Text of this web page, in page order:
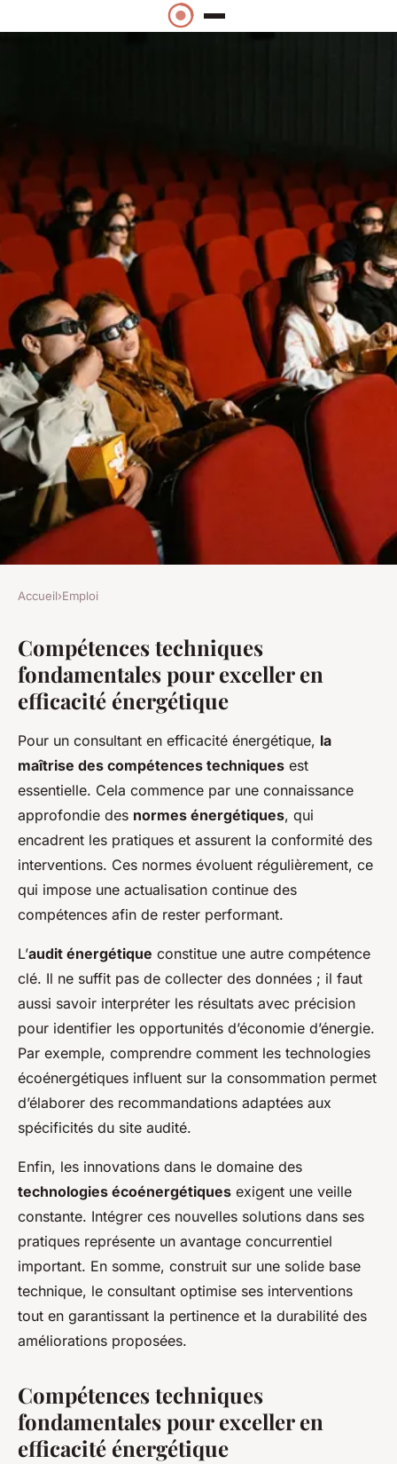
Les Secrets du Triomphe :
Maîtriser les Compétences
Clés pour Exceller comme
Consultant en Efficacité
Énergétique
Noham•10 mai 2025•10 min de lecture
Accueil›Emploi
Compétences techniques
fondamentales pour exceller en
efficacité énergétique
Pour un consultant en efficacité énergétique, la
maîtrise des compétences techniques est
essentielle. Cela commence par une connaissance
approfondie des normes énergétiques, qui
encadrent les pratiques et assurent la conformité des
interventions. Ces normes évoluent régulièrement, ce
qui impose une actualisation continue des
compétences afin de rester performant.
L’audit énergétique constitue une autre compétence
clé. Il ne suffit pas de collecter des données ; il faut
aussi savoir interpréter les résultats avec précision
pour identifier les opportunités d’économie d’énergie.
Par exemple, comprendre comment les technologies
écoénergétiques influent sur la consommation permet
d’élaborer des recommandations adaptées aux
spécificités du site audité.
Enfin, les innovations dans le domaine des
technologies écoénergétiques exigent une veille
constante. Intégrer ces nouvelles solutions dans ses
pratiques représente un avantage concurrentiel
important. En somme, construit sur une solide base
technique, le consultant optimise ses interventions
tout en garantissant la pertinence et la durabilité des
améliorations proposées.
Compétences techniques
fondamentales pour exceller en
efficacité énergétique